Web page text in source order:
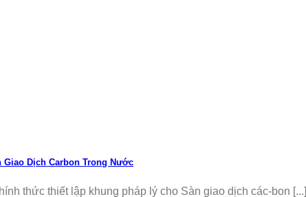
Giao Dịch Carbon Trong Nước
thức thiết lập khung pháp lý cho Sàn giao dịch các-bon [...]